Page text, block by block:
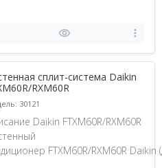
сплит-система Daikin
RXM60R
30121
Daikin FTXM60R/RXM60R
FTXM60R/RXM60R Daikin